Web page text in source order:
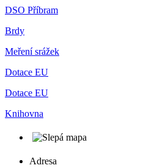
DSO Příbram
Brdy
Meření srážek
Dotace EU
Dotace EU
Knihovna
Adresa